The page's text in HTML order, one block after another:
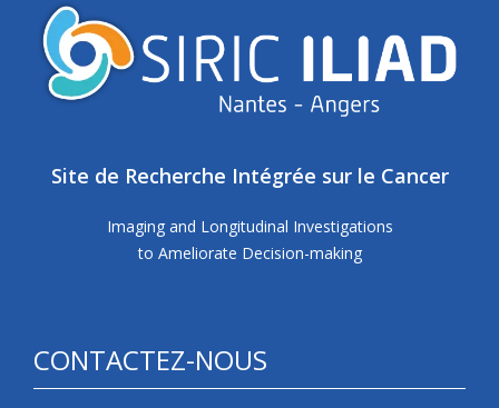
Site de Recherche Intégrée sur le Cancer
Imaging and Longitudinal Investigations
to Ameliorate Decision-making
CONTACTEZ-NOUS